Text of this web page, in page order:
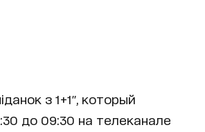
з 1+1", который
до 09:30 на телеканале